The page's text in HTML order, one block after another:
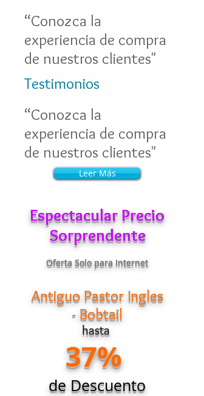
“Conozca la
experiencia de compra
de nuestros clientes"
Testimonios
“Conozca la
experiencia de compra
de nuestros clientes"
Leer Más
Leer Más
Espectacular Precio
Sorprendente
Oferta Solo para Internet
Antiguo Pastor Ingles
- Bobtail
hasta
37%
de Descuento